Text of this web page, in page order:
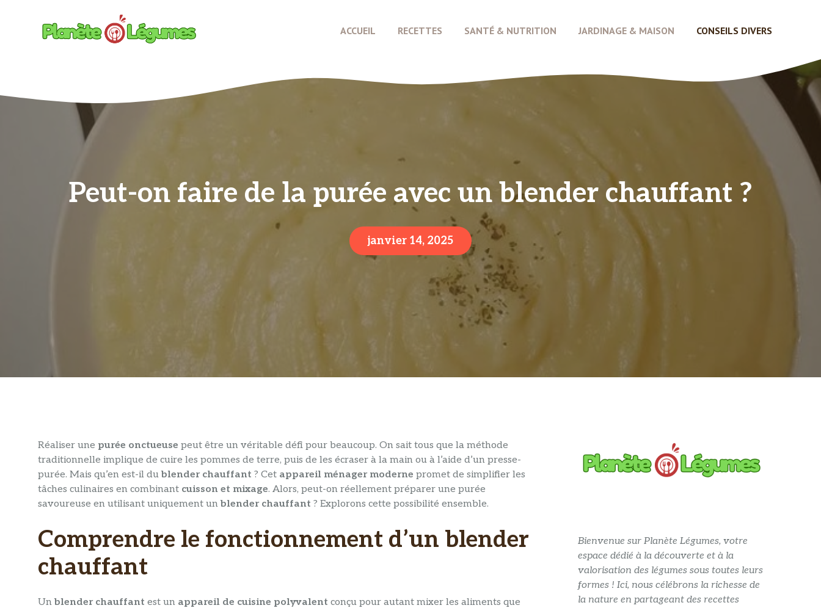
ACCUEIL RECETTES SANTÉ & NUTRITION JARDINAGE & MAISON CONSEILS DIVERS
Peut-on faire de la purée avec un blender chauffant ?
janvier 14, 2025
Réaliser une purée onctueuse peut être un véritable défi pour beaucoup. On sait tous que la méthode
traditionnelle implique de cuire les pommes de terre, puis de les écraser à la main ou à l’aide d’un presse-
purée. Mais qu’en est-il dublender chauffant ? Cet appareil ménager moderne promet de simplifier les
tâches culinaires en combinant cuisson et mixage. Alors, peut-on réellement préparer une purée
savoureuse en utilisant uniquement unblender chauffant ? Explorons cette possibilité ensemble.
Comprendre le fonctionnement d’un blender
chauffant
Unblender chauffant est un appareil de cuisine polyvalent conçu pour autant mixer les aliments que
Bienvenue sur Planète Légumes, votre
espace dédié à la découverte et à la
valorisation des légumes sous toutes leurs
formes ! Ici, nous célébrons la richesse de
la nature en partageant des recettes